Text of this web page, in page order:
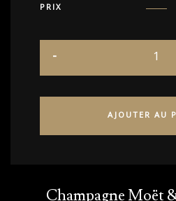
PRIX
AJOUTER AU
Champagne Moët